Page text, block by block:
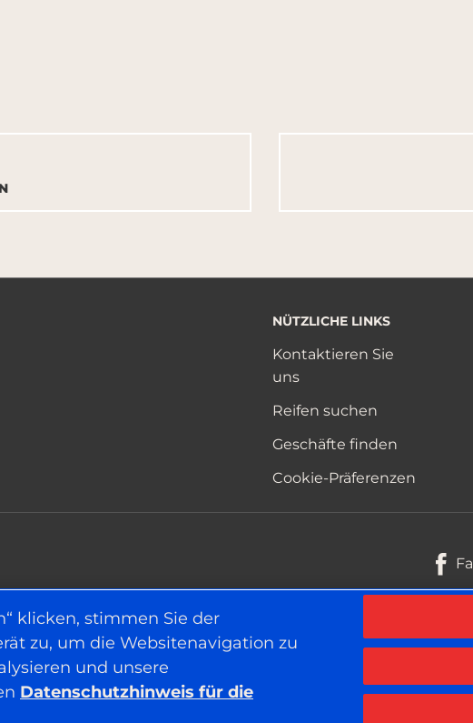
NÜTZLICHE LINKS
Kontaktieren Sie
uns
Reifen suchen
Geschäfte finden
Cookie-Präferenzen
Datenschutzhinweis für die Website
klicken, stimmen Sie der
zu, um die Websitenavigation zu
und unsere
Datenschutzhinweis für die